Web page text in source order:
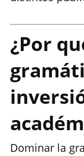
¿Por
Dominar la